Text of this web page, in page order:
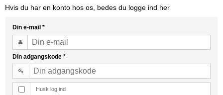
Hvis du har en konto hos os, bedes du logge ind her
Din e-mail *
Din adgangskode *
Husk log ind